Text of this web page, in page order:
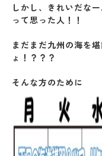
しかし、きれいだなー
って思った人！！
まだまだ九州の海を
ょ！？？？
そんな方のために